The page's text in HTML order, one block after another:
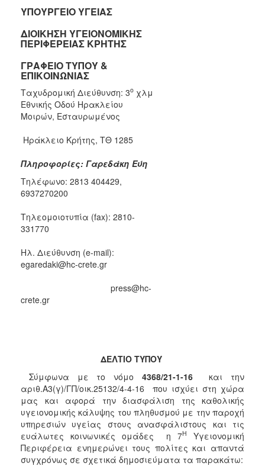
ΑΝΘΕΚΤΙΚΗ
ΠΟΛΗ
ΥΠΟΥΡΓΕΙΟ ΥΓΕΙΑΣ
ΔΙΟΙΚΗΣΗ ΥΓΕΙΟΝΟΜΙΚΗΣ
ΠΕΡΙΦΕΡΕΙΑΣ ΚΡΗΤΗΣ
ΓΡΑΦΕΙΟ ΤΥΠΟΥ &
ΕΠΙΚΟΙΝΩΝΙΑΣ
Ταχυδρομική Διεύθυνση: 3ο χλμ
Εθνικής Οδού Ηρακλείου
Μοιρών, Εσταυρωμένος
Ηράκλειο Κρήτης, ΤΘ 1285
Πληροφορίες: Γαρεδάκη Εύη
Τηλέφωνο: 2813 404429,
6937270200
Τηλεομοιοτυπία (fax): 2810-
331770
Ηλ. Διεύθυνση (e-mail):
egaredaki@hc-crete.gr
press@hc-
crete.gr
ΔΕΛΤΙΟ ΤΥΠΟΥ
Σύμφωνα με το νόμο 4368/21-1-16και την
αριθ.Α3(γ)/ΓΠ/οικ.25132/4-4-16 που ισχύει στη χώρα
μας και αφορά την διασφάλιση της καθολικής
υγειονομικής κάλυψης του πληθυσμού με την παροχή
υπηρεσιών υγείας στους ανασφάλιστους και τις
ευάλωτες κοινωνικές ομάδες η 7Η
Υγειονομική
Περιφέρεια ενημερώνει τους πολίτες και απαντά
συγχρόνως σε σχετικά δημοσιεύματα τα παρακάτω: